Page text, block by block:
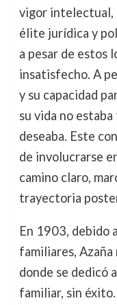
vigor intelectual,
élite jurídica y
a pesar de estos
insatisfecho. A
y su capacidad
su vida no
deseaba. Este
de involucrarse
camino claro,
trayectoria
En 1903, debido
familiares, Azaña
donde se dedicó
familiar, sin